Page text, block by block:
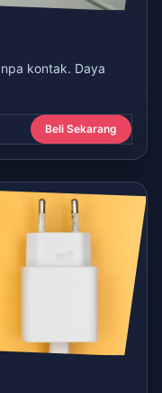
kontak. Daya
Beli Sekarang